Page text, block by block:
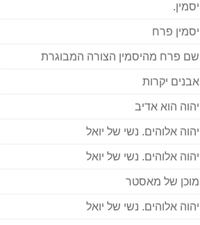
יסמין.
יסמין פרח
שם פרח מהיסמין הצורה המבוגרת
אבנים יקרות
יהוה הוא אדיב
יהוה אלוהים. נשי של יואל
יהוה אלוהים. נשי של יואל
מוכן של מאסטר
יהוה אלוהים. נשי של יואל